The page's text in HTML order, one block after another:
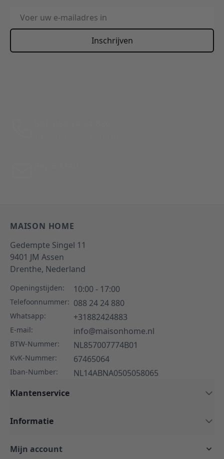
E-mailadres
Inschrijven
MAISON HOME
Gedempte Singel 11
9401 JM Assen
Drenthe, Nederland
Openingstijden: 10:00 - 17:00
Telefoonnummer: 088 24 24 880
Whatsapp: +31882424883
E-mail: info@maisonhome.nl
BTW-Nummer: NL857007774B01
KvK-Nummer: 67465064
Iban-Number:
NL14ABNA0505058065
Klantenservice
Informatie
Mijn account